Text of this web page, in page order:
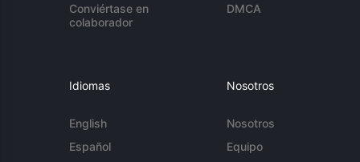
Conviértase en
colaborador
DMCA
Idiomas
English
Español
Nosotros
Nosotros
Equipo